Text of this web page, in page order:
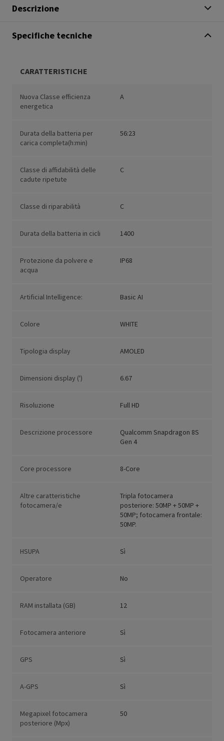
Descrizione
Specifiche tecniche
CARATTERISTICHE
Nuova Classe efficienza
energetica
A
Durata della batteria per
carica completa(h:min)
56:23
Classe di affidabilità delle
cadute ripetute
C
Classe di riparabilità C
Durata della batteria in cicli 1400
Protezione da polvere e
acqua
IP68
Artificial Intelligence: Basic AI
Colore WHITE
Tipologia display AMOLED
Dimensioni display (') 6.67
Risoluzione Full HD
Descrizione processore
Qualcomm Snapdragon 8S
Gen 4
Core processore 8-Core
Altre caratteristiche
fotocamera/e
Tripla fotocamera
posteriore: 50MP + 50MP +
50MP; fotocamera frontale:
50MP.
HSUPA Sì
Operatore No
RAM installata (GB) 12
Fotocamera anteriore Sì
GPS Sì
A-GPS Sì
Megapixel fotocamera
posteriore (Mpx)
50